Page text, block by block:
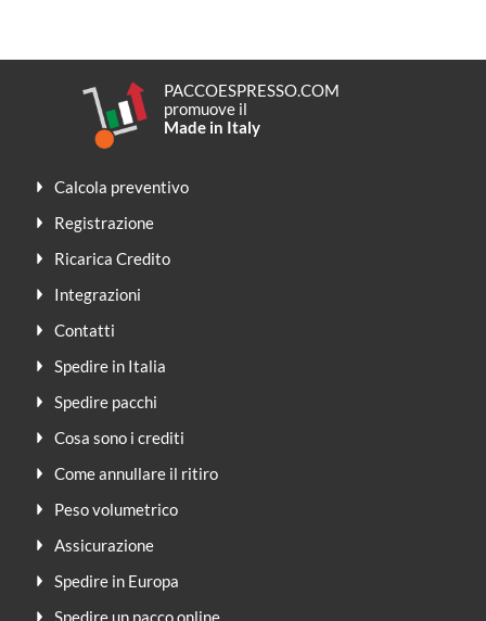
PACCOESPRESSO.COM
promuove il
Made in Italy
Calcola preventivo
Registrazione
Ricarica Credito
Integrazioni
Contatti
Spedire in Italia
Spedire pacchi
Cosa sono i crediti
Come annullare il ritiro
Peso volumetrico
Assicurazione
Spedire in Europa
Spedire un pacco online